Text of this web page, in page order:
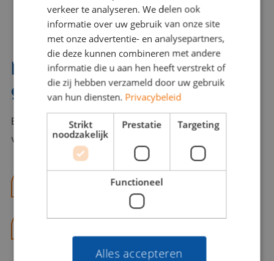
Interesse? Benno helpt je
graag verder!
Bel of mail Benno met al jouw vragen. Benno staat
voor je klaar en helpt je graag!
benno@viajou.nl
verkeer te analyseren. We delen ook
informatie over uw gebruik van onze site
met onze advertentie- en analysepartners,
die deze kunnen combineren met andere
informatie die u aan hen heeft verstrekt of
die zij hebben verzameld door uw gebruik
van hun diensten. Privacybeleid
Strikt
noodzakelijk
Prestatie Targeting
Functioneel
Alles accepteren